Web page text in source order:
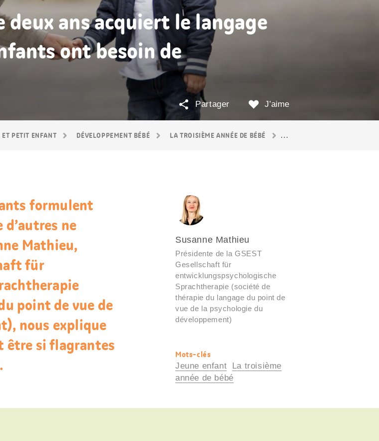
ET PETIT ENFANT DÉVELOPPEMENT BÉBÉ LA TROISIÈME ANNÉE DE BÉBÉ ENFANTS QUI PARLENT TARD
ans acquiert le langage
ont besoin de
J’aime
Partager
formulent
ne
Mathieu,
für
point de vue de
nous explique
être si flagrantes
Susanne Mathieu
Présidente de la GSEST
Gesellschaft für
entwicklungspsychologische
Sprachtherapie (société de
thérapie du langage du point de
vue de la psychologie du
développement)
Informations
utiles
Mots-clés
Jeune enfant
La troisième
année de bébé